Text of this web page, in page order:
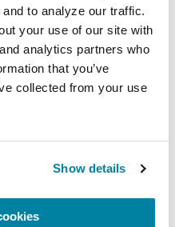
to analyze our traffic.
your use of our site with
analytics partners who
that you’ve
collected from your use
Show details
cuenta
gel tiene los mismos
que la
secundarios
confusión y
el procedimiento
que el uso del